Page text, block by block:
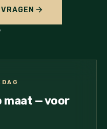
— voor